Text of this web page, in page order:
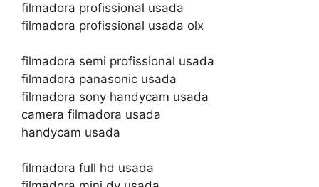
filmadora profissional usada
filmadora profissional usada olx
filmadora semi profissional usada
filmadora panasonic usada
filmadora sony handycam usada
camera filmadora usada
handycam usada
filmadora full hd usada